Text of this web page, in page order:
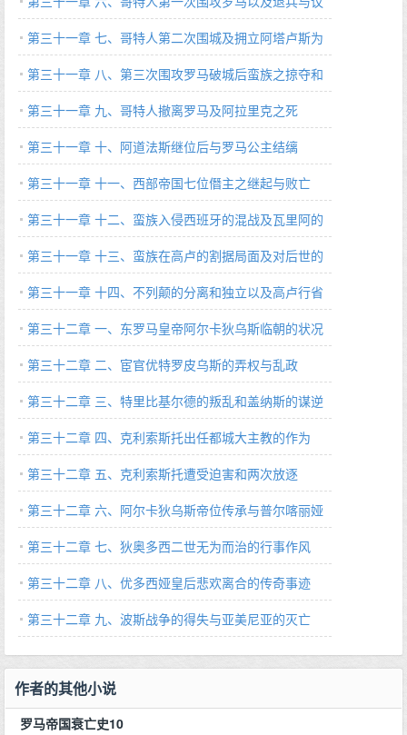
和（408～409 A.D.）
第三十一章 七、哥特人第二次围城及拥立阿塔卢斯为
帝（409～410 A.D.）
第三十一章 八、第三次围攻罗马破城后蛮族之掠夺和
义举（410 A.D.）
第三十一章 九、哥特人撤离罗马及阿拉里克之死
（410 A.D.）
第三十一章 十、阿道法斯继位后与罗马公主结缡
（412～414 A.D.）
第三十一章 十一、西部帝国七位僭主之继起与败亡
（410～417 A.D.）
第三十一章 十二、蛮族入侵西班牙的混战及瓦里阿的
崛起（409～418 A.D.）
第三十一章 十三、蛮族在高卢的割据局面及对后世的
影响（419～420 A.D.）
第三十一章 十四、不列颠的分离和独立以及高卢行省
的联盟会议（409～449 A.D.）
第三十二章 一、东罗马皇帝阿尔卡狄乌斯临朝的状况
（395～408 A.D.）
第三十二章 二、宦官优特罗皮乌斯的弄权与乱政
（395～399 A.D.）
第三十二章 三、特里比基尔德的叛乱和盖纳斯的谋逆
（399～400 A.D.）
第三十二章 四、克利索斯托出任都城大主教的作为
（398～403 A.D.）
第三十二章 五、克利索斯托遭受迫害和两次放逐
（403～438 A.D.）
第三十二章 六、阿尔卡狄乌斯帝位传承与普尔喀丽娅
当政（408～453 A.D.）
第三十二章 七、狄奥多西二世无为而治的行事作风
（414～453 A.D.）
第三十二章 八、优多西娅皇后悲欢离合的传奇事迹
（421～460 A.D.）
第三十二章 九、波斯战争的得失与亚美尼亚的灭亡
（422～440 A.D.）
作者的其他小说
罗马帝国衰亡史10